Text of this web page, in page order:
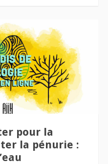
pour la
la pénurie :